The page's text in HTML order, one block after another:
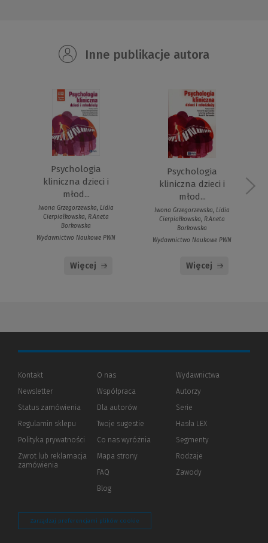
Inne publikacje autora
Psychologia
kliniczna dzieci i
młod...
Iwona Grzegorzewska, Lidia
Cierpiałkowska, R.Aneta
Borkowska
Wydawnictwo Naukowe PWN
Więcej
Psychologia
kliniczna dzieci i
młod...
Iwona Grzegorzewska, Lidia
Cierpiałkowska, R.Aneta
Borkowska
Wydawnictwo Naukowe PWN
Więcej
Kontakt
Newsletter
Status zamówienia
Regulamin sklepu
Polityka prywatności (Nowe
(Link
innej
Zwrot lub reklamacja
zamówienia
O nas
Współpraca
Dla autorów(Nowe
(Link
innej
strony)
Twoje sugestie
Co nas wyróżnia
Mapa strony
FAQ
Blog
Wydawnictwa
Autorzy
Serie
Hasła LEX
Segmenty
Rodzaje
Zawody
Zarządzaj preferencjami plików cookie